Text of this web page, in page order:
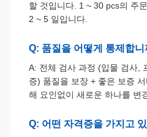
할 것입니다. 1 ~ 30 pcs의 주
2 ~ 5 일입니다.
Q: 품질을 어떻게 통제합니
A: 전체 검사 과정 (입물 검사,
증) 품질을 보장 + 좋은 보증
해 요인없이 새로운 하나를 변
Q: 어떤 자격증을 가지고